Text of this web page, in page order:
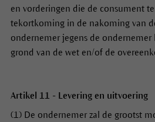
en vorderingen die de consument
tekortkoming in de nakoming van
ondernemer jegens de
grond van de wet en/of de
Artikel 11 - Levering en uitvoering
(1) De ondernemer zal de grootst